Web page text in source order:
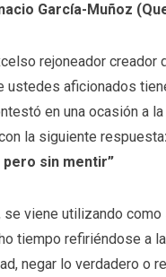
García-Muñoz
rejoneador creador
ustedes aficionados
en una ocasión a
la siguiente respuesta
sin mentir”
se viene utilizando
tiempo refiriéndose a
negar lo verdadero o